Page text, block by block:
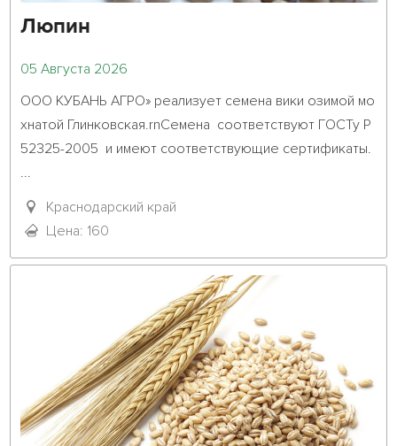
Люпин
05 Августа 2026
ООО КУБАНЬ АГРО» реализует семена вики озимой мо
хнатой Глинковская.rnСемена  соответствуют ГОСТу Р
52325-2005  и имеют соответствующие сертификаты.
...
Краснодарский край
Цена: 160